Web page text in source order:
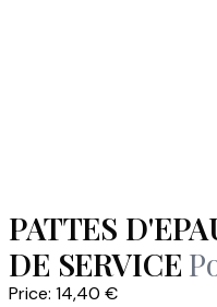
PATTES
DE SERVICE
Price: 14,40 €